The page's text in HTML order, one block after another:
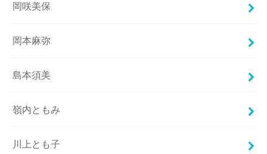
岡咲美保
岡本麻弥
島本須美
嶺内ともみ
川上とも子